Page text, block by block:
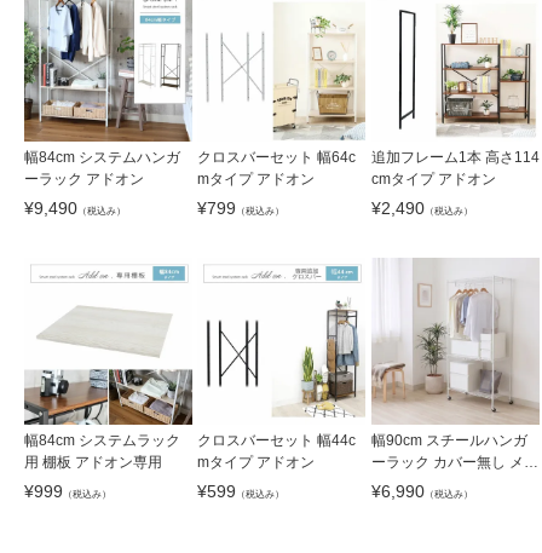
幅84cm システムハンガ
ーラック アドオン
¥9,490 （税込み）
クロスバーセット 幅64c
mタイプ アドオン
¥799 （税込み）
追加フレーム1本 高さ114
cmタイプ アドオン
¥2,490（税込み）
幅84cm システムラック
用 棚板 アドオン専用
¥999 （税込み）
クロスバーセット 幅44c
mタイプ アドオン
¥599 （税込み）
幅90cm スチールハンガ
ーラック カバー無し メル
ト
¥6,990（税込み）